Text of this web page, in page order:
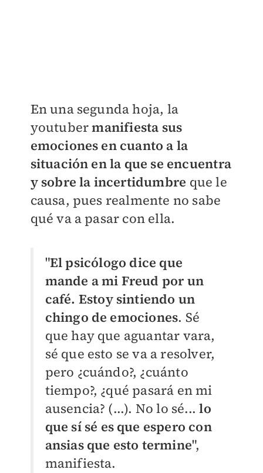
En una segunda hoja, la
youtubermanifiesta sus
emociones en cuanto a la
situación en la que se encuentra
y sobre la incertidumbre que le
causa, pues realmente no sabe
qué va a pasar con ella.
"El psicólogo dice que
mande a mi Freud por un
café. Estoy sintiendo un
chingo de emociones. Sé
que hay que aguantar vara,
sé que esto se va a resolver,
pero ¿cuándo?, ¿cuánto
tiempo?, ¿qué pasará en mi
ausencia? (...). No lo sé...lo
que sí sé es que espero con
ansias que esto termine",
manifiesta.